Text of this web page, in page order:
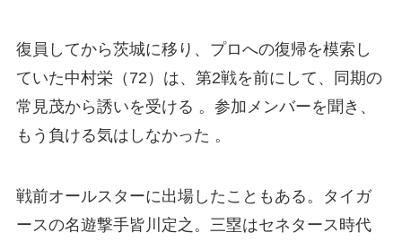
復員してから茨城に移り、プロへの復帰を模索し
ていた中村栄（72）は、第2戦を前にして、同期の
常見茂から誘いを受ける 。参加メンバーを聞き、
もう負ける気はしなかった 。
戦前オールスターに出場したこともある。タイガ
ースの名遊撃手皆川定之。三塁はセネタース時代